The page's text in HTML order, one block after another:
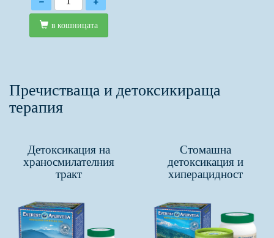
в кошницата
Пречистваща и детоксикираща
терапия
Детоксикация на
храносмилателния
тракт
Стомашна
детоксикация и
хиперацидност